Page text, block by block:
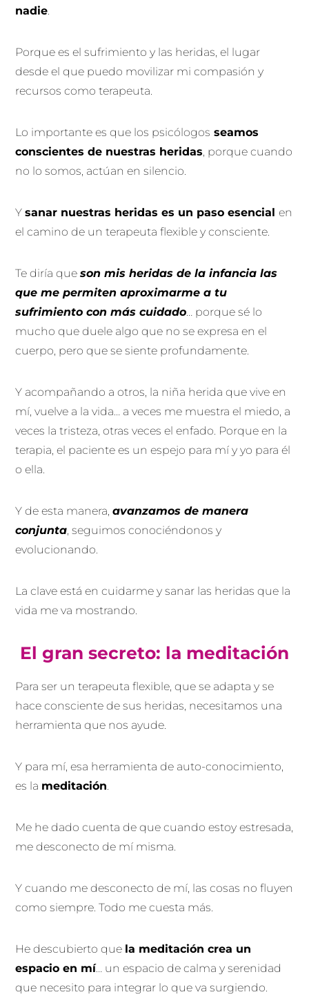
nadie.
Porque es el sufrimiento y las heridas, el lugar
desde el que puedo movilizar mi compasión y
recursos como terapeuta.
Lo importante es que los psicólogos seamos
conscientes de nuestras heridas, porque cuando
no lo somos, actúan en silencio.
Ysanar nuestras heridas es un paso esencialen
el camino de un terapeuta flexible y consciente.
Te diría queson mis heridas de la infancia las
que me permiten aproximarme a tu
sufrimiento con más cuidado… porque sé lo
mucho que duele algo que no se expresa en el
cuerpo, pero que se siente profundamente.
Y acompañando a otros, la niña herida que vive en
mí, vuelve a la vida… a veces me muestra el miedo, a
veces la tristeza, otras veces el enfado. Porque en la
terapia, el paciente es un espejo para mí y yo para él
o ella.
Y de esta manera,avanzamos de manera
conjunta, seguimos conociéndonos y
evolucionando.
La clave está en cuidarme y sanar las heridas que la
vida me va mostrando.
El gran secreto: la meditación
Para ser un terapeuta flexible, que se adapta y se
hace consciente de sus heridas, necesitamos una
herramienta que nos ayude.
Y para mí, esa herramienta de auto-conocimiento,
es la meditación.
Me he dado cuenta de que cuando estoy estresada,
me desconecto de mí misma.
Y cuando me desconecto de mí, las cosas no fluyen
como siempre. Todo me cuesta más.
He descubierto que la meditación crea un
espacio en mí… un espacio de calma y serenidad
que necesito para integrar lo que va surgiendo.